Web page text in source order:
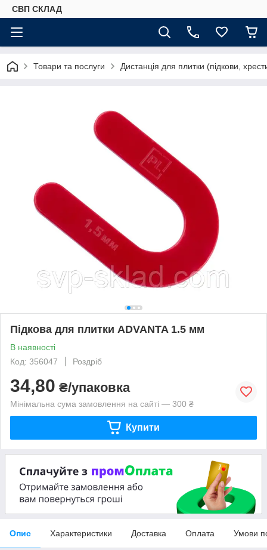
СВП СКЛАД
Товари та послуги Дистанція для плитки (підкови,
Підкова для плитки ADVANTA 1.5 мм
В наявності
Код: 356047
Роздріб
34,80 ₴/упаковка
Мінімальна сума замовлення на сайті — 300 ₴
Купити
Опис Характеристики Доставка Оплата Умови